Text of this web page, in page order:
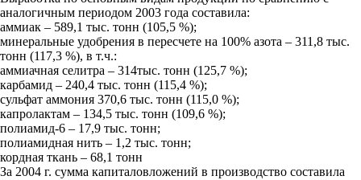
аналогичным периодом 2003 года составила:
аммиак – 589,1 тыс. тонн (105,5 %);
минеральные удобрения в пересчете на 100% азота – 311,8 тыс.
тонн (117,3 %), в т.ч.:
аммиачная селитра – 314тыс. тонн (125,7 %);
карбамид – 240,4 тыс. тонн (115,4 %);
сульфат аммония 370,6 тыс. тонн (115,0 %);
капролактам – 134,5 тыс. тонн (109,6 %);
полиамид-6 – 17,9 тыс. тонн;
полиамидная нить – 1,2 тыс. тонн;
кордная ткань – 68,1 тонн
За 2004 г. сумма капиталовложений в производство составила